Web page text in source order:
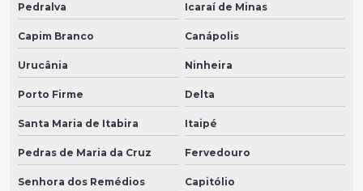
Pedralva Icaraí de Minas
Capim Branco Canápolis
Urucânia Ninheira
Porto Firme Delta
Santa Maria de Itabira Itaipé
Pedras de Maria da Cruz Fervedouro
Senhora dos Remédios Capitólio